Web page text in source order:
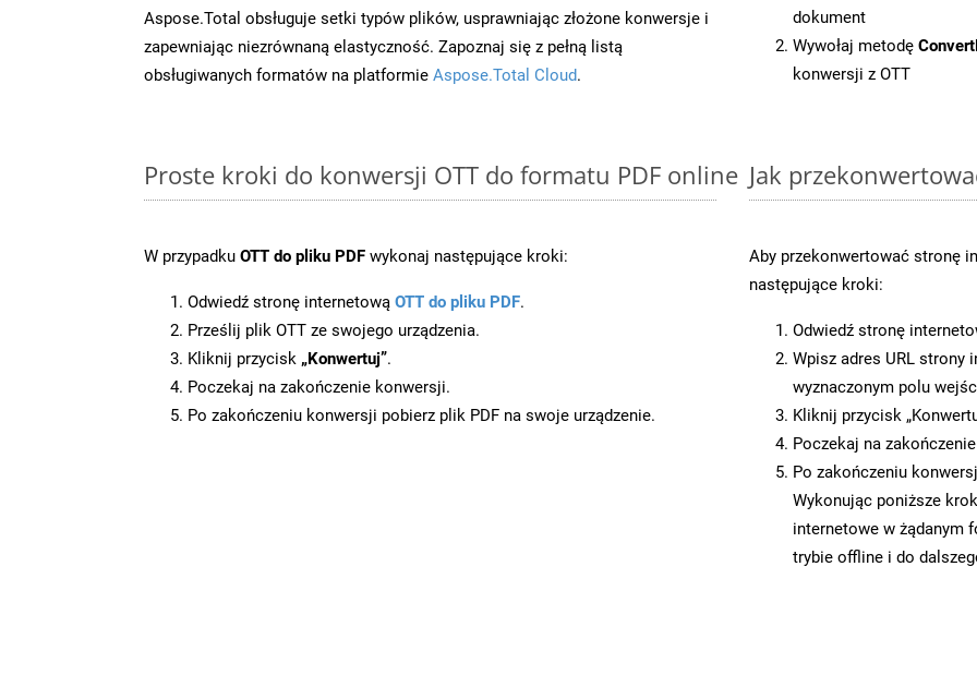
Aspose.Total obsługuje setki typów plików, usprawniając złożone konwersje i
zapewniając niezrównaną elastyczność. Zapoznaj się z pełną listą
obsługiwanych formatów na platformie Aspose.Total Cloud.
dokument
Wywołaj metodę
konwersji z OTT
Proste kroki do konwersji OTT do formatu PDF online
W przypadku OTT do pliku PDF wykonaj następujące kroki:
Odwiedź stronę internetową OTT do pliku PDF.
Prześlij plik OTT ze swojego urządzenia.
Kliknij przycisk „Konwertuj”.
Poczekaj na zakończenie konwersji.
Po zakończeniu konwersji pobierz plik PDF na swoje urządzenie.
Jak
Aby przekonwertować stronę
następujące kroki:
Odwiedź stronę
Wpisz adres URL strony
wyznaczonym polu
Kliknij przycisk
Poczekaj na
Po zakończeniu
Wykonując poniższe
internetowe w żądanym
trybie offline i do